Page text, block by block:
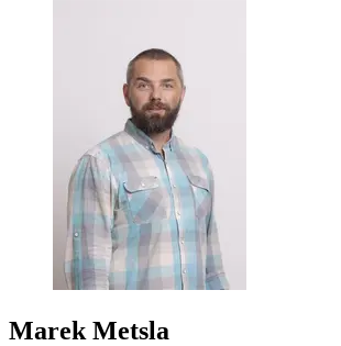
Marek Metsla